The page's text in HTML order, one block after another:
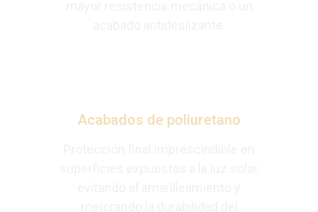
Acabados de poliuretano